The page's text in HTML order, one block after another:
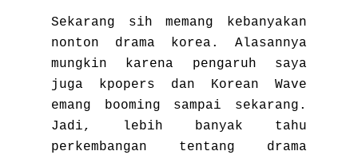
Sekarang sih memang kebanyakan
nonton drama korea. Alasannya
mungkin karena pengaruh saya
juga kpopers dan Korean Wave
emang booming sampai sekarang.
Jadi, lebih banyak tahu
perkembangan tentang drama